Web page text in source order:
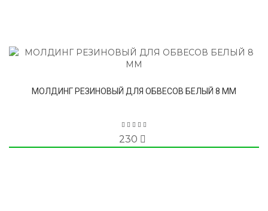
МОЛДИНГ РЕЗИНОВЫЙ ДЛЯ ОБВЕСОВ БЕЛЫЙ 8 ММ
230